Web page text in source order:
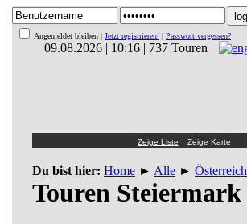
Angemeldet bleiben | Jetzt registrieren! | Passwort vergessen?
09.08.2026 | 10:16 | 737 Touren
|
Du bist hier: Home► Alle► Österreich
Touren Steiermark